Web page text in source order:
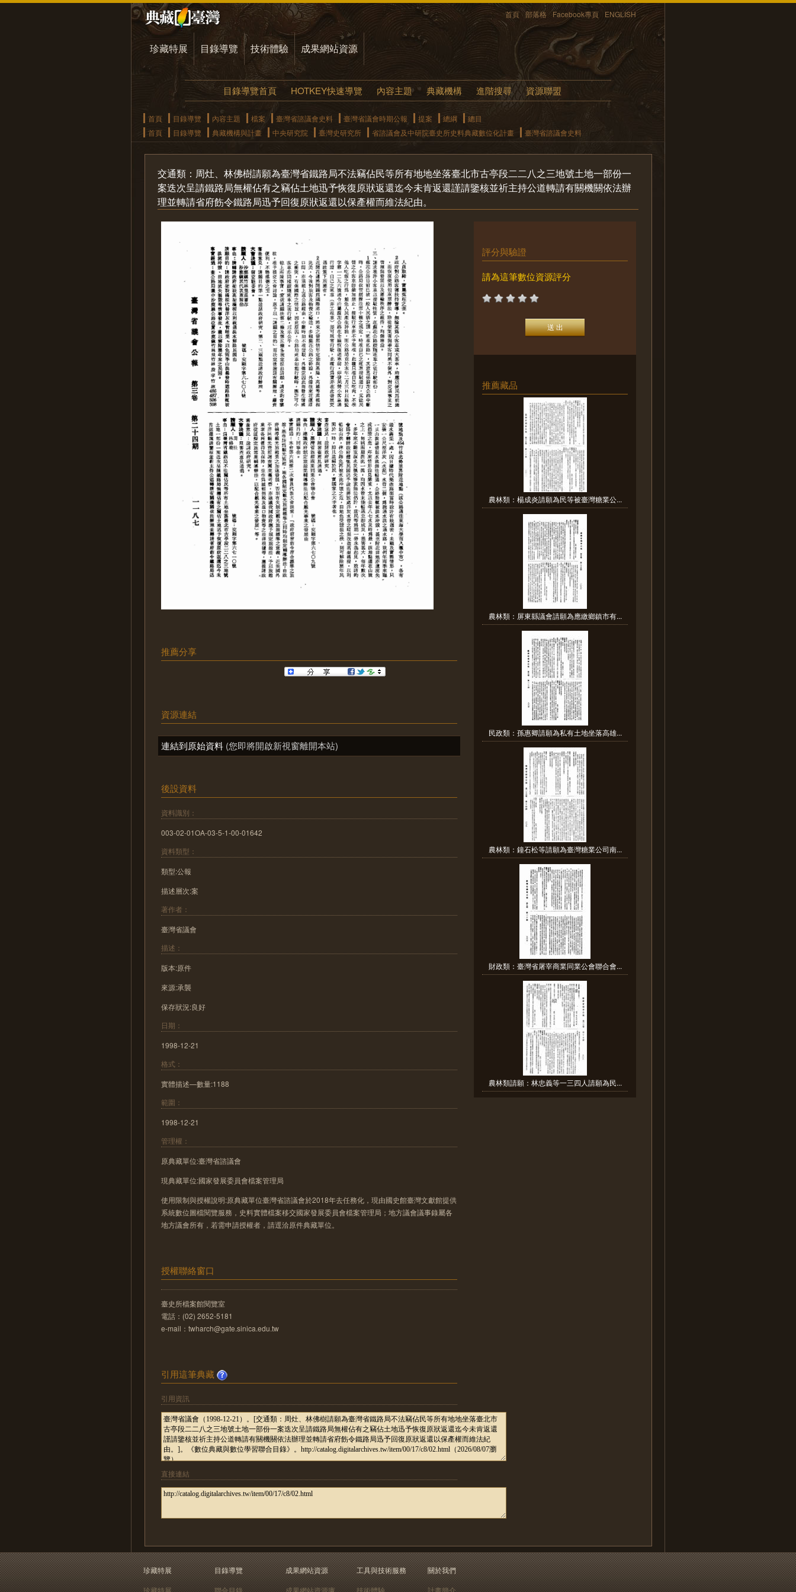
首頁 部落格 Facebook專頁 ENGLISH
珍藏特展 目錄導覽 技術體驗 成果網站資源
目錄導覽首頁 HOTKEY快速導覽 內容主題 典藏機構 進階搜尋 資源聯盟
首頁 目錄導覽 內容主題 檔案 臺灣省諮議會史料 臺灣省議會時期公報 提案 總綱
總目
首頁
目錄導覽 典藏機構與計畫 中央研究院 臺灣史研究所 省諮議會及中研院臺史所史料典藏數位化計畫 臺灣省諮議會史料
交通類：周灶、林佛樹請願為臺灣省鐵路局不法竊佔民等所有地地坐落臺北市古亭段二二八之三地號土地一部份一
案迭次呈請鐵路局無權佔有之竊佔土地迅予恢復原狀返還迄今未肯返還謹請鑒核並祈主持公道轉請有關機關依法辦
理並轉請省府飭令鐵路局迅予回復原狀返還以保產權而維法紀由。
推薦分享
資源連結
連結到原始資料 (您即將開啟新視窗離開本站)
後設資料
資料識別：
003-02-01OA-03-5-1-00-01642
資料類型：
類型:公報
描述層次:案
著作者：
臺灣省議會
描述：
版本:原件
來源:承襲
保存狀況:良好
日期：
1998-12-21
格式：
實體描述—數量:1188
範圍：
1998-12-21
管理權：
原典藏單位:臺灣省諮議會
現典藏單位:國家發展委員會檔案管理局
使用限制與授權說明:原典藏單位臺灣省諮議會於2018年去任務化，現由國史館臺灣文獻館提供
系統數位圖檔閱覽服務，史料實體檔案移交國家發展委員會檔案管理局；地方議會議事錄屬各
地方議會所有，若需申請授權者，請逕洽原件典藏單位。
授權聯絡窗口
臺史所檔案館閱覽室
電話：(02) 2652-5181
e-mail：twharch@gate.sinica.edu.tw
引用這筆典藏
引用資訊
直接連結
評分與驗證
請為這筆數位資源評分
推薦藏品
農林類：楊成炎請願為民等被臺灣糖業公...
農林類：屏東縣議會請願為應繳鄉鎮市有...
民政類：孫惠卿請願為私有土地坐落高雄...
農林類：鐘石松等請願為臺灣糖業公司南...
財政類：臺灣省屠宰商業同業公會聯合會...
農林類請願：林忠義等一三四人請願為民...
珍藏特展
目錄導覽
成果網站資源
工具與技術服務
關於我們